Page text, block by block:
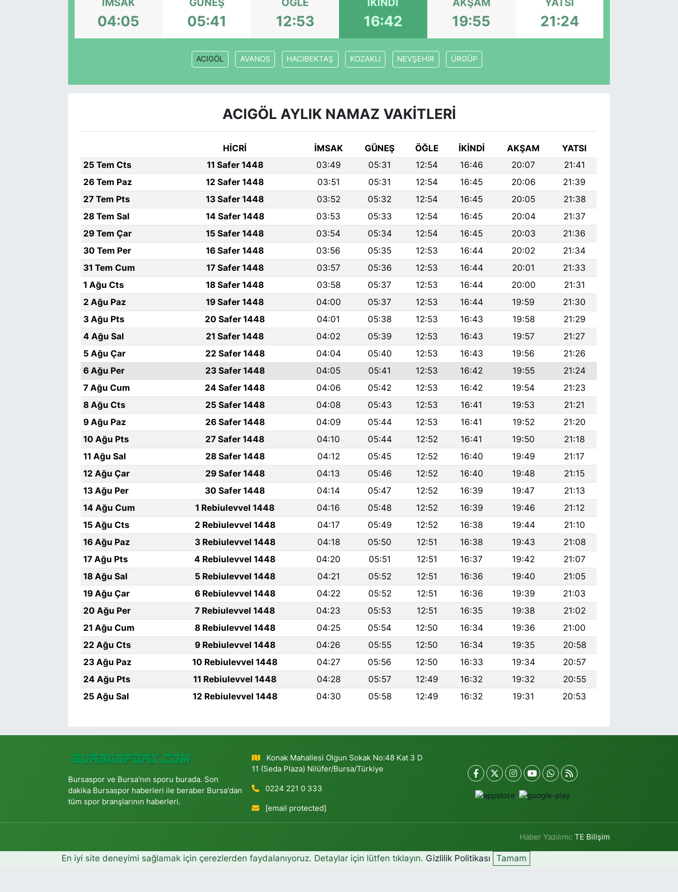
İMSAK
04:05
GÜNEŞ
05:41
ÖĞLE
12:53
İKINDI
16:42
AKŞAM
19:55
YATSI
21:24
ACIGÖL AVANOS HACIBEKTAŞ KOZAKLI NEVŞEHİR ÜRGÜP
ACIGÖL AYLIK NAMAZ VAKITLERI
HİCRİ İMSAK GÜNEŞ ÖĞLE İKINDI AKŞAM
YATSI
25 Tem Cts
11 Safer 1448 03:49 05:31 12:54 16:46 20:07
21:41
26 Tem Paz
12 Safer 1448 03:51 05:31 12:54 16:45 20:06
21:39
27 Tem Pts
13 Safer 1448 03:52 05:32 12:54 16:45 20:05
21:38
28 Tem Sal
14 Safer 1448 03:53 05:33 12:54 16:45 20:04
21:37
29 Tem Çar
15 Safer 1448 03:54 05:34 12:54 16:45 20:03
21:36
30 Tem Per
16 Safer 1448 03:56 05:35 12:53 16:44 20:02
21:34
31 Tem Cum
17 Safer 1448 03:57 05:36 12:53 16:44 20:01
21:33
1 Ağu Cts
18 Safer 1448 03:58 05:37 12:53 16:44 20:00
21:31
2 Ağu Paz
19 Safer 1448 04:00 05:37 12:53 16:44 19:59
21:30
3 Ağu Pts
20 Safer 1448 04:01 05:38 12:53 16:43 19:58
21:29
4 Ağu Sal
21 Safer 1448 04:02 05:39 12:53 16:43 19:57
21:27
5 Ağu Çar
22 Safer 1448 04:04 05:40 12:53 16:43 19:56
21:26
6 Ağu Per
23 Safer 1448 04:05 05:41 12:53 16:42 19:55
21:24
7 Ağu Cum
24 Safer 1448 04:06 05:42 12:53 16:42 19:54
21:23
8 Ağu Cts
25 Safer 1448 04:08 05:43 12:53 16:41 19:53
21:21
9 Ağu Paz
26 Safer 1448 04:09 05:44 12:53 16:41 19:52
21:20
10 Ağu Pts
27 Safer 1448 04:10 05:44 12:52 16:41 19:50
21:18
11 Ağu Sal
28 Safer 1448 04:12 05:45 12:52 16:40 19:49
21:17
12 Ağu Çar
29 Safer 1448 04:13 05:46 12:52 16:40 19:48
21:15
13 Ağu Per
30 Safer 1448 04:14 05:47 12:52 16:39 19:47
21:13
14 Ağu Cum
1 Rebiulevvel 1448 04:16 05:48 12:52 16:39 19:46
21:12
15 Ağu Cts
2 Rebiulevvel 1448 04:17 05:49 12:52 16:38 19:44
21:10
16 Ağu Paz
3 Rebiulevvel 1448 04:18 05:50 12:51 16:38 19:43
21:08
17 Ağu Pts
4 Rebiulevvel 1448 04:20 05:51 12:51 16:37 19:42
21:07
18 Ağu Sal
5 Rebiulevvel 1448 04:21 05:52 12:51 16:36 19:40
21:05
19 Ağu Çar
6 Rebiulevvel 1448 04:22 05:52 12:51 16:36 19:39
21:03
20 Ağu Per
7 Rebiulevvel 1448 04:23 05:53 12:51 16:35 19:38
21:02
21 Ağu Cum
8 Rebiulevvel 1448 04:25 05:54 12:50 16:34 19:36
21:00
22 Ağu Cts
9 Rebiulevvel 1448 04:26 05:55 12:50 16:34 19:35
20:58
23 Ağu Paz
10 Rebiulevvel 1448 04:27 05:56 12:50 16:33 19:34
20:57
24 Ağu Pts
11 Rebiulevvel 1448 04:28 05:57 12:49 16:32 19:32
20:55
25 Ağu Sal
12 Rebiulevvel 1448 04:30 05:58 12:49 16:32 19:31 20:53
Bursaspor ve Bursa'nın sporu burada. Son
dakika Bursaspor haberleri ile beraber Bursa'dan
tüm spor branşlarının haberleri.
Konak Mahallesi Olgun Sokak No:48 Kat 3 D
11 (Seda Plaza) Nilüfer/Bursa/Türkiye
0224 221 0 333
[email protected]
Haber Yazılımı:TE Bilişim
En iyi site deneyimi sağlamak için çerezlerden faydalanıyoruz. Detaylar için lütfen tıklayın. Gizlilik Politikası Tamam